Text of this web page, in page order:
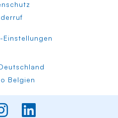
Einstellungen
Belgien